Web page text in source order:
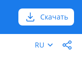
Скачать
RU